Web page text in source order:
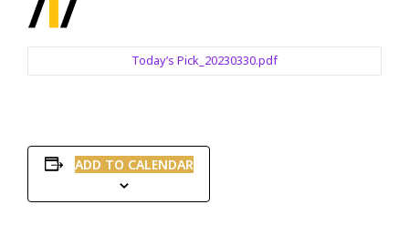
Today’s Pick_20230330.pdf
ADD TO CALENDAR